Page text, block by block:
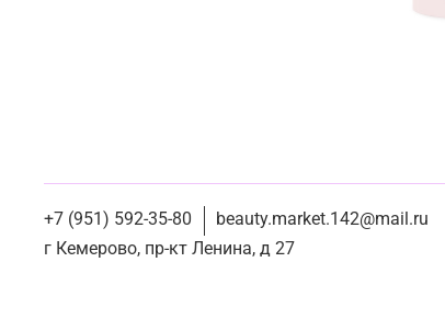
+7 (951) 592-35-80
beauty.market.142@mail.ru
г Кемерово, пр-кт Ленина, д 27